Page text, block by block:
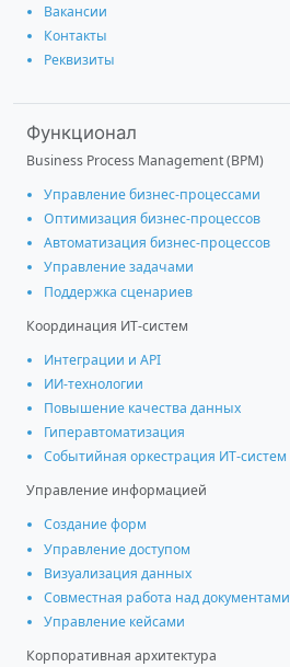
Вакансии
Контакты
Реквизиты
Функционал
Business Process Management (BPM)
Управление бизнес-процессами
Оптимизация бизнес-процессов
Автоматизация бизнес-процессов
Управление задачами
Поддержка сценариев
Координация ИТ-систем
Интеграции и АРІ
ИИ-технологии
Повышение качества данных
Гиперавтоматизация
Событийная оркестрация ИТ-систем
Управление информацией
Создание форм
Управление доступом
Визуализация данных
Совместная работа над документами
Управление кейсами
Корпоративная архитектура